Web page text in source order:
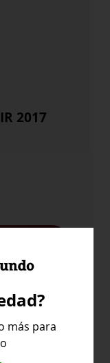
2017
más para